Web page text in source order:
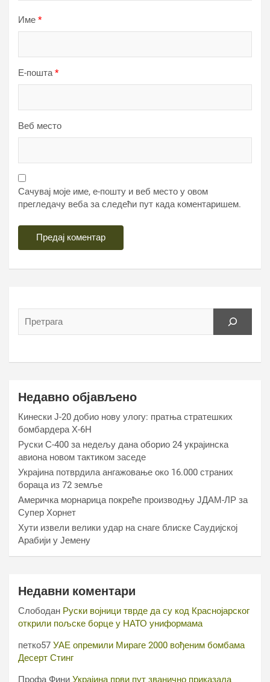
Име *
Е-пошта*
Веб место
Сачувај моје име, е-пошту и веб место у овом
прегледачу веба за следећи пут када коментаришем.
Недавно објављено
Кинески Ј-20 добио нову улогу: пратња стратешких
бомбардера Х-6Н
Руски С-400 за недељу дана оборио 24 украјинска
авиона новом тактиком заседе
Украјина потврдила ангажовање око 16.000 страних
бораца из 72 земље
Америчка морнарица покреће производњу ЈДАМ-ЛР за
Супер Хорнет
Хути извели велики удар на снаге блиске Саудијској
Арабији у Јемену
Недавни коментари
Слободан Руски војници тврде да су код Краснојарског
открили пољске борце у НАТО униформама
петко57 УАЕ опремили Мираге 2000 вођеним бомбама
Десерт Стинг
Профа Фини Украјина први пут званично приказала